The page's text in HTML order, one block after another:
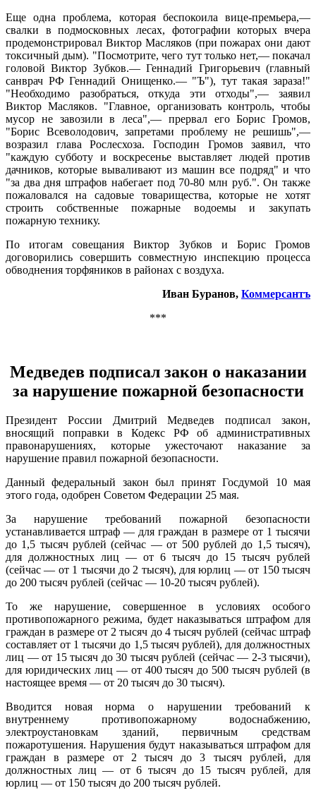
Еще одна проблема, которая беспокоила вице-премьера,—
свалки в подмосковных лесах, фотографии которых вчера
продемонстрировал Виктор Масляков (при пожарах они дают
токсичный дым). "Посмотрите, чего тут только нет,— покачал
головой Виктор Зубков.— Геннадий Григорьевич (главный
санврач РФ Геннадий Онищенко.— "Ъ"), тут такая зараза!"
"Необходимо разобраться, откуда эти отходы",— заявил
Виктор Масляков. "Главное, организовать контроль, чтобы
мусор не завозили в леса",— прервал его Борис Громов,
"Борис Всеволодович, запретами проблему не решишь",—
возразил глава Рослесхоза. Господин Громов заявил, что
"каждую субботу и воскресенье выставляет людей против
дачников, которые вываливают из машин все подряд" и что
"за два дня штрафов набегает под 70-80 млн руб.". Он также
пожаловался на садовые товарищества, которые не хотят
строить собственные пожарные водоемы и закупать
пожарную технику.
По итогам совещания Виктор Зубков и Борис Громов
договорились совершить совместную инспекцию процесса
обводнения торфяников в районах с воздуха.
Иван Буранов, Коммерсантъ
***
Медведев подписал закон о наказании
за нарушение пожарной безопасности
Президент России Дмитрий Медведев подписал закон,
вносящий поправки в Кодекс РФ об административных
правонарушениях, которые ужесточают наказание за
нарушение правил пожарной безопасности.
Данный федеральный закон был принят Госдумой 10 мая
этого года, одобрен Советом Федерации 25 мая.
За нарушение требований пожарной безопасности
устанавливается штраф — для граждан в размере от 1 тысячи
до 1,5 тысяч рублей (сейчас — от 500 рублей до 1,5 тысяч),
для должностных лиц — от 6 тысяч до 15 тысяч рублей
(сейчас — от 1 тысячи до 2 тысяч), для юрлиц — от 150 тысяч
до 200 тысяч рублей (сейчас — 10-20 тысяч рублей).
То же нарушение, совершенное в условиях особого
противопожарного режима, будет наказываться штрафом для
граждан в размере от 2 тысяч до 4 тысяч рублей (сейчас штраф
составляет от 1 тысячи до 1,5 тысяч рублей), для должностных
лиц — от 15 тысяч до 30 тысяч рублей (сейчас — 2-3 тысячи),
для юридических лиц — от 400 тысяч до 500 тысяч рублей (в
настоящее время — от 20 тысяч до 30 тысяч).
Вводится новая норма о нарушении требований к
внутреннему противопожарному водоснабжению,
электроустановкам зданий, первичным средствам
пожаротушения. Нарушения будут наказываться штрафом для
граждан в размере от 2 тысяч до 3 тысяч рублей, для
должностных лиц — от 6 тысяч до 15 тысяч рублей, для
юрлиц — от 150 тысяч до 200 тысяч рублей.